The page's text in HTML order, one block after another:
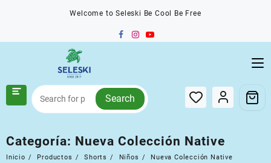
Welcome to Seleski Be Cool Be Free
Search
Categoría: Nueva Colección Native
Inicio Productos Shorts Niños Nueva Colección Native